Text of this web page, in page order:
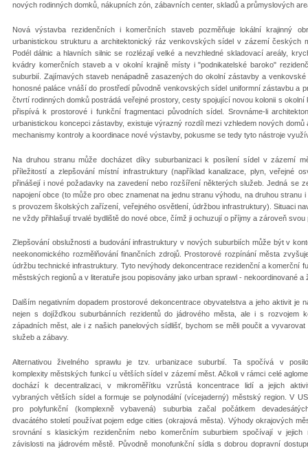
nových rodinných domků, nákupních zón, zábavních center, skladů a průmyslových
Nová výstavba rezidenčních i komerčních staveb pozměňuje lokální krajinný
urbanistickou strukturu a architektonický ráz venkovských sídel v zázemí českých
Podél dálnic a hlavních silnic se rozlézají velké a nevzhledné skladovací areály,
kvádry komerčních staveb a v okolní krajině místy i "podnikatelské baroko"
suburbií. Zajímavých staveb nenápadně zasazených do okolní zástavby a
honosné paláce vnáší do prostředí původně venkovských sídel uniformní zástavbu a
čtvrtí rodinných domků postrádá veřejné prostory, cesty spojující novou kolonii s
přispívá k prostorové i funkční fragmentaci původních sídel. Srovnáme-li
urbanistickou koncepci zástavby, existuje výrazný rozdíl mezi vzhledem nových
mechanismy kontroly a koordinace nové výstavby, pokusme se tedy tyto nástroje
Na druhou stranu může docházet díky suburbanizaci k posílení sídel v zázemí
příležitostí a zlepšování místní infrastruktury (například kanalizace, plyn, veřejné
přinášejí i nové požadavky na zavedení nebo rozšíření některých služeb. Jedná se
napojení obce (to může pro obec znamenat na jednu stranu výhodu, na druhou stranu
s provozem školských zařízení, veřejného osvětlení, údržbou infrastruktury). Situaci
ne vždy přihlašují trvalé bydliště do nové obce, čímž ji ochuzují o příjmy a zároveň
Zlepšování obslužnosti a budování infrastruktury v nových suburbiích může být v
neekonomického rozmělňování finančních zdrojů. Prostorové rozpínání města
údržbu technické infrastruktury. Tyto nevýhody dekoncentrace rezidenční a komerční
městských regionů a v literatuře jsou popisovány jako urban sprawl - nekoordinované
Dalším negativním dopadem prostorové dekoncentrace obyvatelstva a jeho aktivit je
nejen s dojížďkou suburbánních rezidentů do jádrového města, ale i s rozvojem
západních měst, ale i z našich panelových sídlišť, bychom se měli poučit a
služeb a zábavy.
Alternativou živelného sprawlu je tzv. urbanizace suburbií. Ta spočívá v
komplexity městských funkcí u větších sídel v zázemí měst. Ačkoli v rámci celé
dochází k decentralizaci, v mikroměřítku vzrůstá koncentrace lidí a jejich
vybraných větších sídel a formuje se polynodální (vícejaderný) městský region. V
pro polyfunkční (komplexně vybavená) suburbia začal počátkem
dvacátého století používat pojem edge cities (okrajová města). Výhody okrajových
srovnání s klasickým rezidenčním nebo komerčním suburbiem spočívají v jejich
závislosti na jádrovém městě. Původně monofunkční sídla s dobrou dopravní